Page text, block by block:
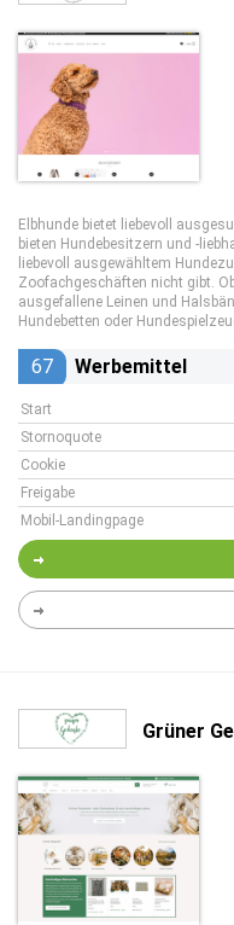
Elbhunde bietet liebevoll
bieten Hundebesitzern und -
liebevoll ausgewähltem
Zoofachgeschäften nicht gibt.
ausgefallene Leinen und
Hundebetten oder
67 Werbemittel
Start
Stornoquote
Cookie
Freigabe
Mobil-Landingpage
Grüner